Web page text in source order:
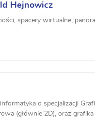
Hejnowicz
spacery wirtualne,
o specjalizacji
(głównie 2D), oraz